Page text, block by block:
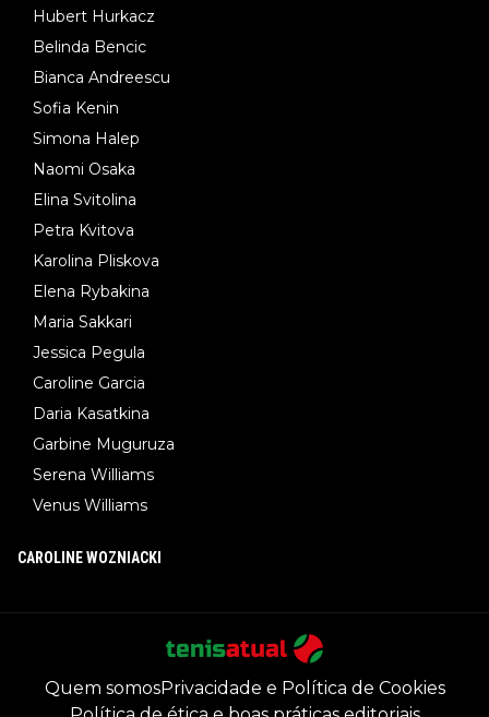
Hubert Hurkacz
Belinda Bencic
Bianca Andreescu
Sofia Kenin
Simona Halep
Naomi Osaka
Elina Svitolina
Petra Kvitova
Karolina Pliskova
Elena Rybakina
Maria Sakkari
Jessica Pegula
Caroline Garcia
Daria Kasatkina
Garbine Muguruza
Serena Williams
Venus Williams
CAROLINE WOZNIACKI
Quem somosPrivacidade e Política de Cookies